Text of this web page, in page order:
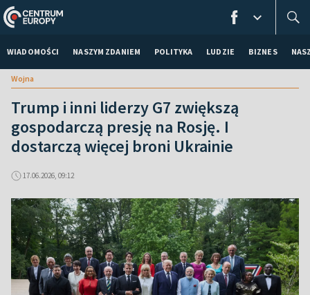
WIADOMOŚCI NASZYM ZDANIEM POLITYKA LUDZIE BIZNES
Wojna
Trump i inni liderzy G7 zwiększą
gospodarczą presję na Rosję. I
dostarczą więcej broni Ukrainie
17.06.2026, 09:12